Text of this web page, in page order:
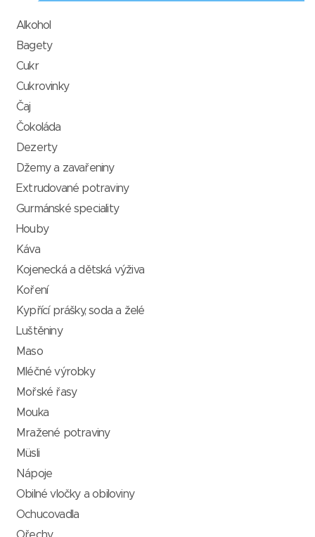
Alkohol
Bagety
Cukr
Cukrovinky
Čaj
Čokoláda
Dezerty
Džemy a zavařeniny
Extrudované potraviny
Gurmánské speciality
Houby
Káva
Kojenecká a dětská výživa
Koření
Kypřící prášky, soda a želé
Luštěniny
Maso
Mléčné výrobky
Mořské řasy
Mouka
Mražené potraviny
Müsli
Nápoje
Obilné vločky a obiloviny
Ochucovadla